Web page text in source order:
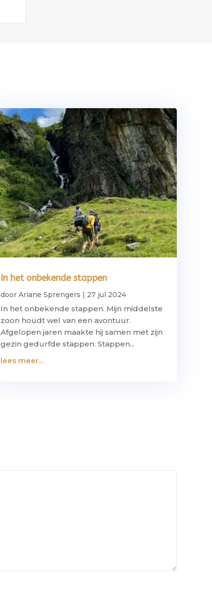
In het onbekende stappen
door Ariane Sprengers | 27 jul 2024
In het onbekende stappen. Mijn middelste
zoon houdt wel van een avontuur.
Afgelopen jaren maakte hij samen met zijn
gezin gedurfde stappen. Stappen...
lees meer...